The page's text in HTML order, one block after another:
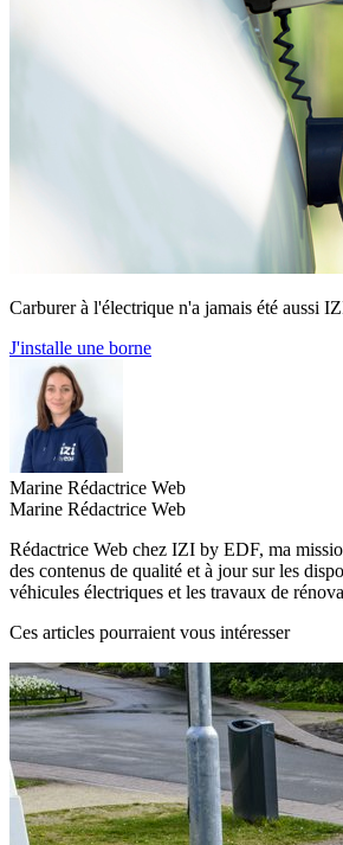
Carburer à l'électrique n'a jamais été aussi
J'installe une borne
Marine Rédactrice Web
Marine Rédactrice Web
Rédactrice Web chez IZI by EDF, ma
des contenus de qualité et à jour sur les
véhicules électriques et les travaux de
Ces articles pourraient vous intéresser